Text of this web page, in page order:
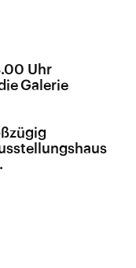
Uhr
Galerie